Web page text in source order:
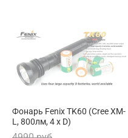
Фонарь Fenix TK60 (Cree XM-
L, 800лм, 4 x D)